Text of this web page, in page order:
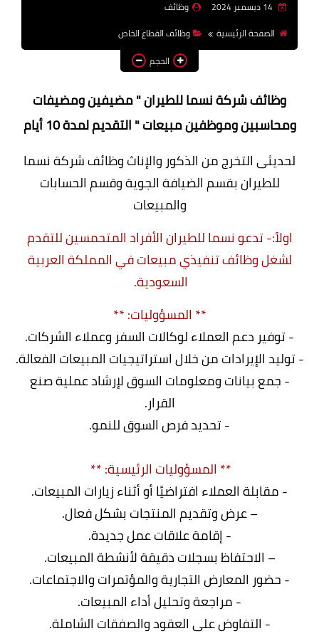
بالجامعات والمعاهد
اخبار
14 ديسمبر 2024
وظائف
الصفحة الرئيسية
وظائف القطاع الخاص
الحجم
وظائف شركة نسما للطيران " مضيفين ومضيفات
ومحاسبين وموظفين مبيعات " التقديم لمدة 10 أيام
لحديثى التخرج من الذكور والإناث وظائف شركة نسما
للطيران بقسم الضيافة الجوية وقسم الحسابات
والمبيعات
اولاً:- تدعو نسما للطيران الأفراد المتحمسين للتقدم
لشغل وظائف تنفيذي مبيعات في المملكة العربية
السعودية.
** المسؤوليات: **
- توفير دعم العملاء لوكالات السفر وعملاء الشركات.
- توليد الإيرادات من خلال استراتيجيات المبيعات الفعالة.
- جمع بيانات ومعلومات السوق لإرشاد عملية صنع
القرار.
- تحديد فرص السوق للنمو.
** المسؤوليات الرئيسية: **
- مقابلة العملاء افتراضيًا أو أثناء زيارات المبيعات.
– عرض وتقديم المنتجات بشكل فعال.
- إقامة علاقات عمل جديدة.
– الاحتفاظ بسجلات دقيقة لأنشطة المبيعات.
- حضور المعارض التجارية والمؤتمرات والاجتماعات.
- مراجعة وتحليل أداء المبيعات.
- التفاوض على العقود والصفقات الشاملة.